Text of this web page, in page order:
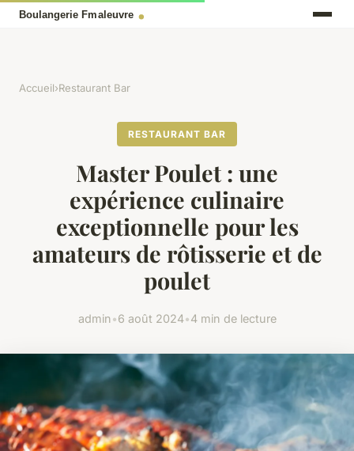
Accueil›Restaurant Bar
RESTAURANT BAR
Master Poulet : une
expérience culinaire
exceptionnelle pour les
amateurs de rôtisserie et de
poulet
admin•6 août 2024•4 min de lecture